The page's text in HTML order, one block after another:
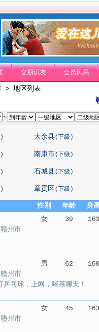
交朋识友 会员风采
> 地区列表
~
大余县(下级)
南康市(下级)
石城县(下级)
章贡区 (下级)
性别 年龄
身
女 39
163
州市
男 62
160
州市
乓球，上网，喝茶聊天！
女 45
163
州市